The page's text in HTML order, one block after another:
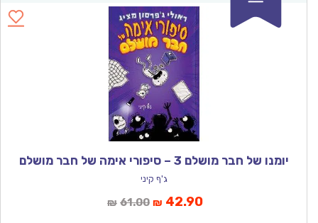
יומנו של חבר מושלם 3 – סיפורי אימה של חבר מושלם
ג'ף קיני
₪ 61.00המחיר
₪ 42.90המחיר